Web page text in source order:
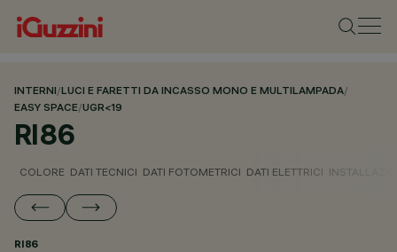
INTERNI/LUCI E FARETTI DA INCASSO MONO E MULTILAMPADA/
EASY SPACE/UGR<19
RI86
COLORE DATI TECNICI DATI FOTOMETRICI DATI ELETTRICI
RI86